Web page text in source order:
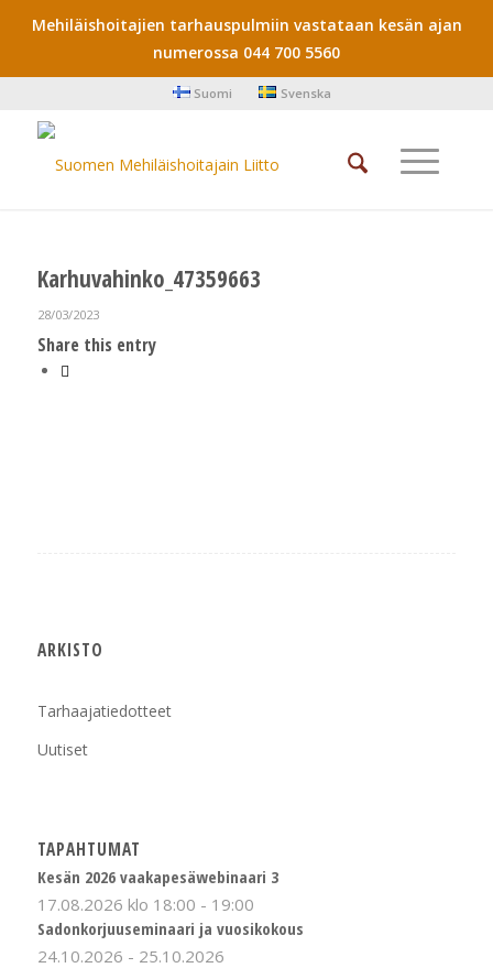
Mehiläishoitajien tarhauspulmiin vastataan kesän ajan
numerossa 044 700 5560
Suomi Svenska
Karhuvahinko_47359663
28/03/2023
Share this entry
ARKISTO
Tarhaajatiedotteet
Uutiset
TAPAHTUMAT
Kesän 2026 vaakapesäwebinaari 3
17.08.2026 klo 18:00 - 19:00
Sadonkorjuuseminaari ja vuosikokous
24.10.2026 - 25.10.2026